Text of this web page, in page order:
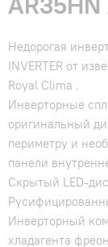
Недорогая
INVERTER от
Royal Clima .
Инверторные
оригинальный
периметру и
панели
Скрытый LED-
Инверторный
хладагента